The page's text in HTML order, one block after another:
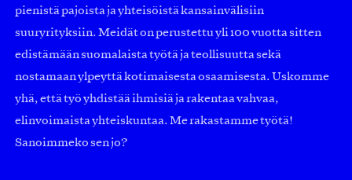
pienistä pajoista ja yhteisöistä kansainvälisiin
suuryrityksiin. Meidät on perustettu yli 100 vuotta sitten
edistämään suomalaista työtä ja teollisuutta sekä
nostamaan ylpeyttä kotimaisesta osaamisesta. Uskomme
yhä, että työ yhdistää ihmisiä ja rakentaa vahvaa,
elinvoimaista yhteiskuntaa. Me rakastamme työtä!
Sanoimmeko sen jo?